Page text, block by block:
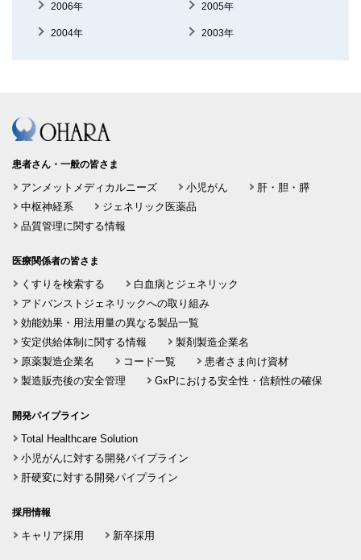
2006年 2005年
2004年 2003年
患者さん・一般の皆さま
アンメットメディカルニーズ 小児がん
肝・胆・膵
中枢神経系
ジェネリック医薬品
品質管理に関する情報
医療関係者の皆さま
くすりを検索する
白血病とジェネリック
アドバンストジェネリックへの取り組み
効能効果・用法用量の異なる製品一覧
安定供給体制に関する情報
製剤製造企業名
原薬製造企業名
コード一覧
患者さま向け資材
製造販売後の安全管理
GxPにおける安全性・信頼性の確保
開発パイプライン
Total Healthcare Solution
小児がんに対する開発パイプライン
肝硬変に対する開発パイプライン
採用情報
キャリア採用 新卒採用